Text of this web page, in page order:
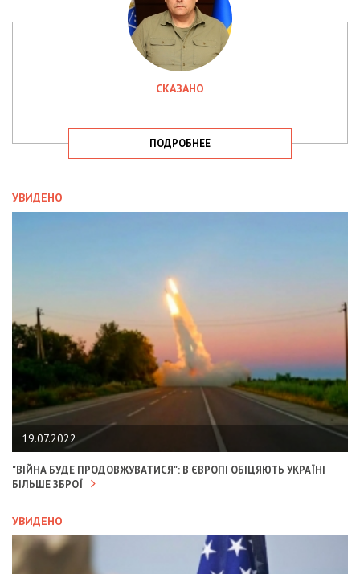
СКАЗАНО
ПОДРОБНЕЕ
УВИДЕНО
19.07.2022
"ВІЙНА БУДЕ ПРОДОВЖУВАТИСЯ": В ЄВРОПІ ОБІЦЯЮТЬ УКРАЇНІ
БІЛЬШЕ ЗБРОЇ
УВИДЕНО